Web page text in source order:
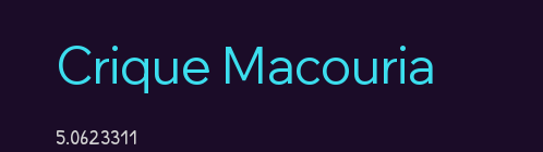
Crique Macouria
5.0623311